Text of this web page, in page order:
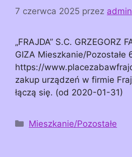
7 czerwca 2025 przez admin
„FRAJDA” S.C. GRZEGORZ
GIZA Mieszkanie/Pozostałe
https://
zakup urządzeń w firmie
łączą się. (od 2020-01-31)
Kategorie
Mieszkanie/Pozostałe